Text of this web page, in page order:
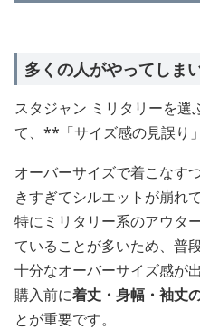
多くの人がやってしま
スタジャン ミリタリーを選
て、**「サイズ感の見誤り
オーバーサイズで着こなす
きすぎてシルエットが崩れ
特にミリタリー系のアウタ
ていることが多いため、普
十分なオーバーサイズ感が
購入前に着丈・身幅・袖丈
とが重要です。